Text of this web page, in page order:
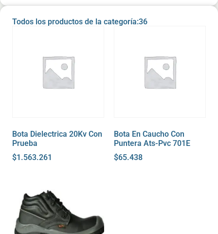
Todos los productos de la categoría:36
Bota Dielectrica 20Kv Con
Prueba
$1.563.261
Bota En Caucho Con
Puntera Ats-Pvc 701E
$65.438